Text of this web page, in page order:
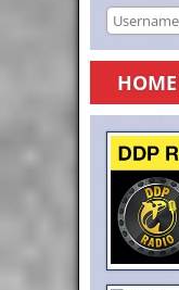
HOME